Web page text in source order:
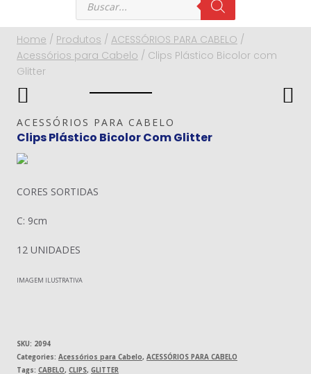
Home / Produtos / ACESSÓRIOS PARA CABELO /
Acessórios para Cabelo / Clips Plástico Bicolor com
Glitter
ACESSÓRIOS PARA CABELO
Clips Plástico Bicolor Com Glitter
CORES SORTIDAS
C: 9cm
12 UNIDADES
IMAGEM ILUSTRATIVA
SKU: 2094
Categories: Acessórios para Cabelo, ACESSÓRIOS PARA CABELO
Tags: CABELO, CLIPS, GLITTER